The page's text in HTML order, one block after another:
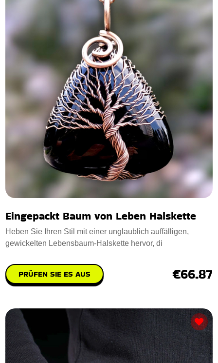
Eingepackt Baum von Leben Halskette
Heben Sie Ihren Stil mit einer unglaublich auffälligen,
gewickelten Lebensbaum-Halskette hervor, di
PRÜFEN SIE ES AUS €66.87